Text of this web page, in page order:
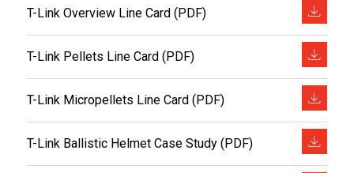
T-Link Overview Line Card (PDF)
T-Link Pellets Line Card (PDF)
T-Link Micropellets Line Card (PDF)
T-Link Ballistic Helmet Case Study (PDF)